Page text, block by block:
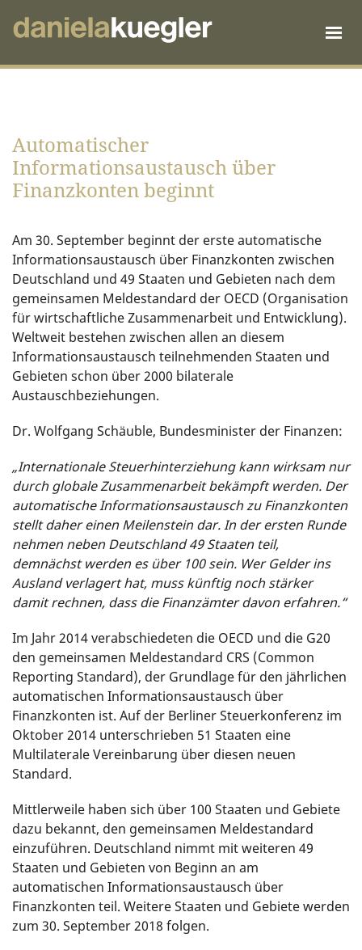
Automatischer
Informationsaustausch über
Finanzkonten beginnt
Am 30. September beginnt der erste automatische
Informationsaustausch über Finanzkonten zwischen
Deutschland und 49 Staaten und Gebieten nach dem
gemeinsamen Meldestandard der OECD (Organisation
für wirtschaftliche Zusammenarbeit und Entwicklung).
Weltweit bestehen zwischen allen an diesem
Informationsaustausch teilnehmenden Staaten und
Gebieten schon über 2000 bilaterale
Austauschbeziehungen.
Dr. Wolfgang Schäuble, Bundesminister der Finanzen:
„Internationale Steuerhinterziehung kann wirksam nur
durch globale Zusammenarbeit bekämpft werden. Der
automatische Informationsaustausch zu Finanzkonten
stellt daher einen Meilenstein dar. In der ersten Runde
nehmen neben Deutschland 49 Staaten teil,
demnächst werden es über 100 sein. Wer Gelder ins
Ausland verlagert hat, muss künftig noch stärker
damit rechnen, dass die Finanzämter davon erfahren.“
Im Jahr 2014 verabschiedeten die OECD und die G20
den gemeinsamen Meldestandard CRS (Common
Reporting Standard), der Grundlage für den jährlichen
automatischen Informationsaustausch über
Finanzkonten ist. Auf der Berliner Steuerkonferenz im
Oktober 2014 unterschrieben 51 Staaten eine
Multilaterale Vereinbarung über diesen neuen
Standard.
Mittlerweile haben sich über 100 Staaten und Gebiete
dazu bekannt, den gemeinsamen Meldestandard
einzuführen. Deutschland nimmt mit weiteren 49
Staaten und Gebieten von Beginn an am
automatischen Informationsaustausch über
Finanzkonten teil. Weitere Staaten und Gebiete werden
zum 30. September 2018 folgen.